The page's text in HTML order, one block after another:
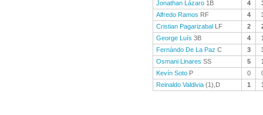
Jonathan Lázaro 1B 4
Alfredo Ramos RF 4
Cristian Pagarizabal LF 2
George Luís 3B 4
Fernándo De La Paz C 3
Osmani Linares SS 5
Kevín Soto P 0
Reinaldo Valdivia (1),D 1